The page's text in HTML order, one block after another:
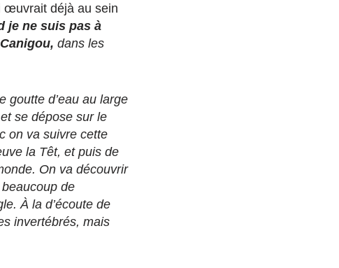
œuvrait déjà au sein
je ne suis pas à
dans les
goutte d’eau au large
se dépose sur le
on va suivre cette
la Têt, et puis de
On va découvrir
de
À la d’écoute de
invertébrés, mais